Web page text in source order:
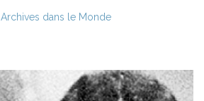
Archives dans le Monde